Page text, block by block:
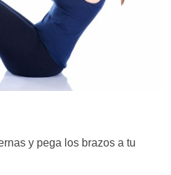
y pega los brazos a tu